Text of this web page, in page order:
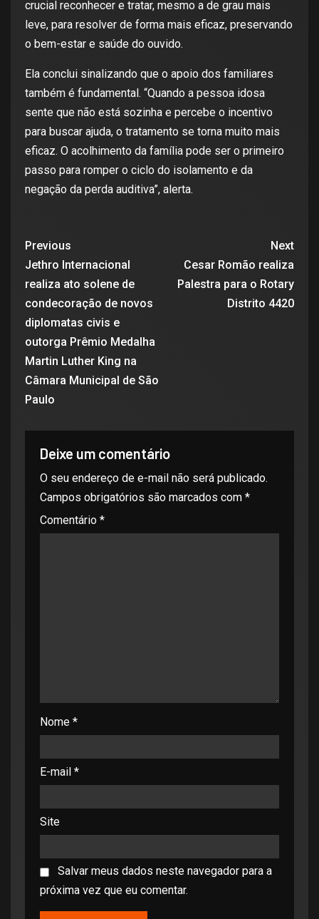
crucial reconhecer e tratar, mesmo a de grau mais
leve, para resolver de forma mais eficaz, preservando
o bem-estar e saúde do ouvido.
Ela conclui sinalizando que o apoio dos familiares
também é fundamental. “Quando a pessoa idosa
sente que não está sozinha e percebe o incentivo
para buscar ajuda, o tratamento se torna muito mais
eficaz. O acolhimento da família pode ser o primeiro
passo para romper o ciclo do isolamento e da
negação da perda auditiva”, alerta.
Previous
Jethro Internacional
realiza ato solene de
condecoração de novos
diplomatas civis e
outorga Prêmio Medalha
Martin Luther King na
Câmara Municipal de São
Paulo
Next
Cesar Romão realiza
Palestra para o Rotary
Distrito 4420
Deixe um comentário
O seu endereço de e-mail não será publicado.
Campos obrigatórios são marcados com *
Comentário *
Nome *
E-mail *
Site
Salvar meus dados neste navegador para a
próxima vez que eu comentar.